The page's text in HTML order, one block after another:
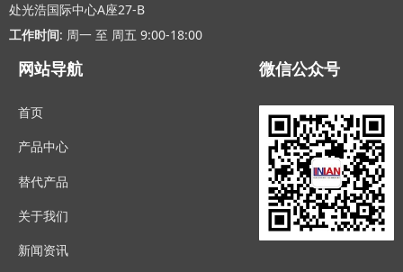
处光浩国际中心A座27-B
工作时间: 周一 至 周五 9:00-18:00
网站导航
首页
产品中心
替代产品
关于我们
新闻资讯
微信公众号